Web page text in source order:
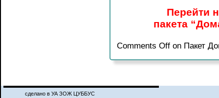
Перейти
пакета
Comments Off on Пакет
сделано в УА ЗОЖ ЦУББУС